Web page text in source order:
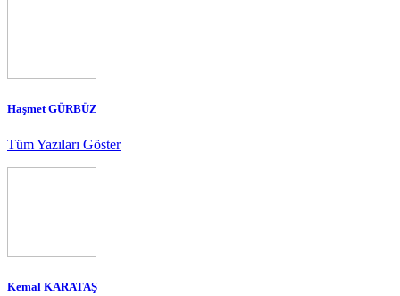
Haşmet GÜRBÜZ
Tüm Yazıları Göster
Kemal KARATAŞ